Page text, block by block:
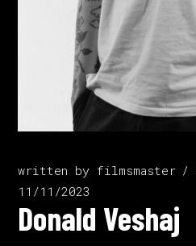
written by filmsmaster
11/11/2023
Donald Veshaj